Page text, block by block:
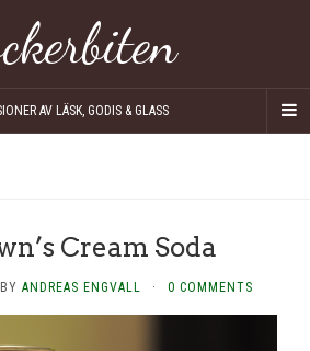
AV LÄSK, GODIS & GLASS
Cream Soda
BY ANDREAS ENGVALL · 0 COMMENTS